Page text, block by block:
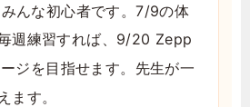
んな初心者です。7/9の体
週練習すれば、9/20 Zepp
ジを目指せます。先生が一
ます。